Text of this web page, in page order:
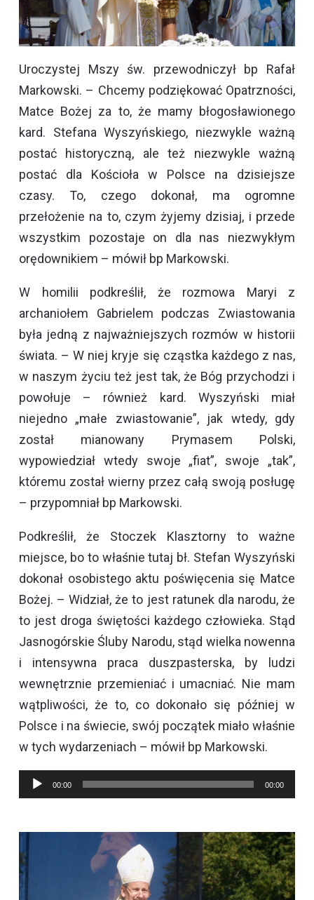
Uroczystej Mszy św. przewodniczył bp Rafał
Markowski. – Chcemy podziękować Opatrzności,
Matce Bożej za to, że mamy błogosławionego
kard. Stefana Wyszyńskiego, niezwykle ważną
postać historyczną, ale też niezwykle ważną
postać dla Kościoła w Polsce na dzisiejsze
czasy. To, czego dokonał, ma ogromne
przełożenie na to, czym żyjemy dzisiaj, i przede
wszystkim pozostaje on dla nas niezwykłym
orędownikiem – mówił bp Markowski.
W homilii podkreślił, że rozmowa Maryi z
archaniołem Gabrielem podczas Zwiastowania
była jedną z najważniejszych rozmów w historii
świata. – W niej kryje się cząstka każdego z nas,
w naszym życiu też jest tak, że Bóg przychodzi i
powołuje – również kard. Wyszyński miał
niejedno „małe zwiastowanie”, jak wtedy, gdy
został mianowany Prymasem Polski,
wypowiedział wtedy swoje „fiat”, swoje „tak”,
któremu został wierny przez całą swoją posługę
– przypomniał bp Markowski.
Podkreślił, że Stoczek Klasztorny to ważne
miejsce, bo to właśnie tutaj bł. Stefan Wyszyński
dokonał osobistego aktu poświęcenia się Matce
Bożej. – Widział, że to jest ratunek dla narodu, że
to jest droga świętości każdego człowieka. Stąd
Jasnogórskie Śluby Narodu, stąd wielka nowenna
i intensywna praca duszpasterska, by ludzi
wewnętrznie przemieniać i umacniać. Nie mam
wątpliwości, że to, co dokonało się później w
Polsce i na świecie, swój początek miało właśnie
w tych wydarzeniach – mówił bp Markowski.
Odtwarzacz
plików
00:00 00:00